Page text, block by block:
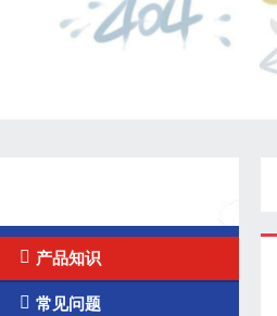
 产品知识
 常见问题